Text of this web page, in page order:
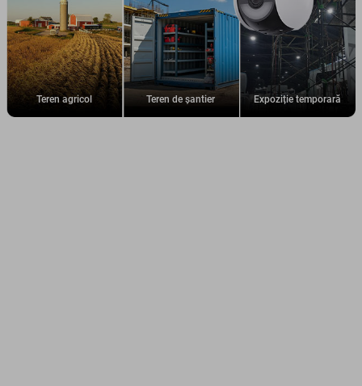
Teren agricol Teren de șantier Expoziție temporară